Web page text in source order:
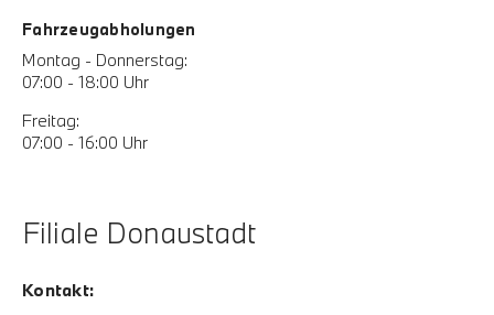
Fahrzeugabholungen
Montag - Donnerstag:
07:00 - 18:00 Uhr
Freitag:
07:00 - 16:00 Uhr
Filiale Donaustadt
Kontakt: